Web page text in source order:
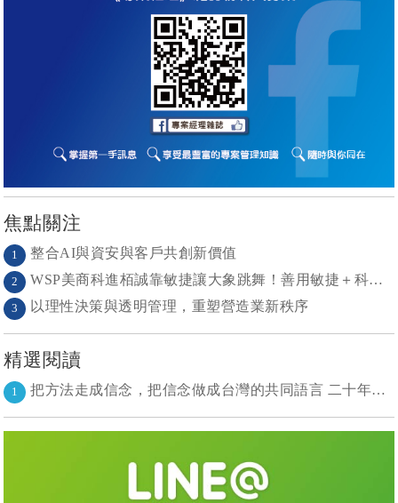
焦點關注
1 整合AI與資安與客戶共創新價值
2 WSP美商科進栢誠靠敏捷讓大象跳舞！善用敏捷＋科技力， 大型工程也能快速迭代
3 以理性決策與透明管理，重塑營造業新秩序
精選閱讀
1 把方法走成信念，把信念做成台灣的共同語言 二十年志業，陪伴台灣走過專案管理與敏捷轉型